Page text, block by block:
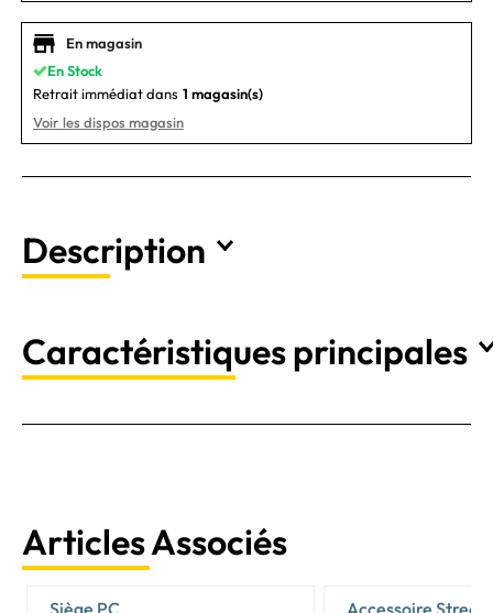
En magasin
En Stock
Retrait immédiat dans 1 magasin(s)
Voir les dispos magasin
Description
Caractéristiques principales
Articles Associés
Siège PC
Accessoire